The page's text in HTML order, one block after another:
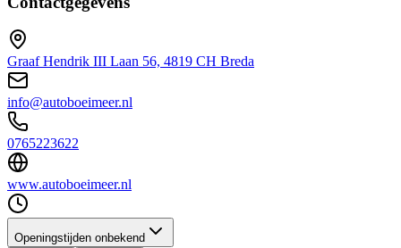
Graaf Hendrik III Laan 56, 4819 CH Breda
info@autoboeimeer.nl
0765223622
www.autoboeimeer.nl
Openingstijden onbekend